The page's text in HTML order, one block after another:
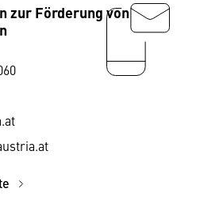
zur Förderung von